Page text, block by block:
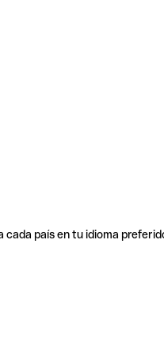
país en tu idioma